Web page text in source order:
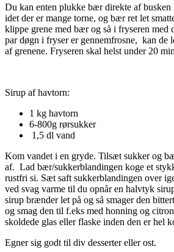
Du kan enten plukke bær direkte af
idet der er mange torne, og bær ret let
klippe grene med bær og så i fryseren
par døgn i fryser er gennemfrosne, kan de
af grenene. Fryseren skal helst under 20
Sirup af havtorn:
1 kg havtorn
6-800g rørsukker
1,5 dl vand
Kom vandet i en gryde. Tilsæt sukker og
af. Lad bær/sukkerblandingen koge et
rustfri si. Sæt saft sukkerblandingen over
ved svag varme til du opnår en halvtyk
sirup brænder let på og så smager den
og smag den til f.eks med honning og
skoldede glas eller flaske inden den er hel
Egner sig godt til div desserter eller ost.